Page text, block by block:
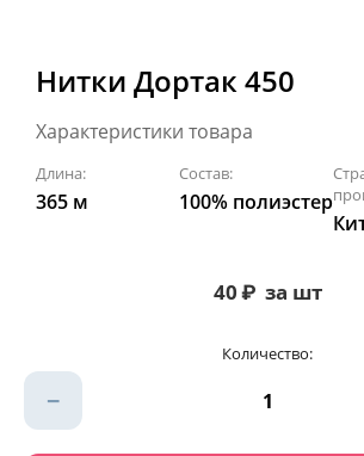
Нитки Дортак 450
Характеристики товара
Длина:
365 м
Состав:
100% полиэстер
40₽ за шт
Количество:
−